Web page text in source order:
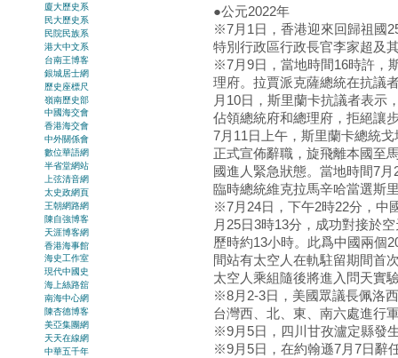
●公元2022年
※7月1日，香港迎來回歸祖國
特別行政區行政長官李家超及
※7月9日，當地時間16時許，
理府。拉賈派克薩總統在抗議
月10日，斯里蘭卡抗議者表示
佔領總統府和總理府，拒絕讓
7月11日上午，斯里蘭卡總統
正式宣佈辭職，旋飛離本國至
國進人緊急狀態。當地時間7
臨時總統維克拉馬辛哈當選斯
※7月24日，下午2時22分，中
月25日3時13分，成功對接於
歷時約13小時。此爲中國兩個
間站有太空人在軌駐留期間首
太空人乘組隨後將進入問天實
※8月2-3日，美國眾議長佩洛
台灣西、北、東、南六處進行
※9月5日，四川甘孜瀘定縣發
※9月5日，在約翰遜7月7日辭
廈大歷史系
民大歷史系
民院民族系
港大中文系
台南王博客
銀城居士網
歷史座標尺
嶺南歷史部
中國海交會
香港海交會
中外關係會
數位華語網
半省堂網站
上弦清音網
太史政網頁
王朝網路網
陳自強博客
天涯博客網
香港海事館
海史工作室
現代中國史
海上絲路舘
南海中心網
陳杏德博客
美亞集團網
天天在線網
中華五千年